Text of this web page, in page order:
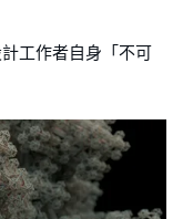
工作者自身「不可